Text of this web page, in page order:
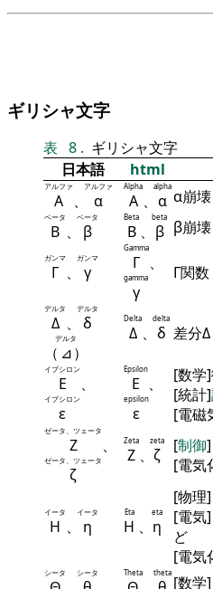
ギリシャ文字
表 8 . ギリシャ文字
日本語
html
Α
アルファ
、 α
アルファ
Α
Alpha
、 α
alpha
α崩壊
Β
ベータ
、 β
ベータ
Β
Beta
、 β
beta
β崩壊
Γ
ガンマ
、 γ
ガンマ Γ
Gamma
、
γ
gamma Γ関
Δ
デルタ
、 δ
デルタ
（ ⊿
デルタ
）
Δ
Delta
、 δ
delta
差分Δ
Ε
イプシロン
、
ε
イプシロン
Ε
Epsilon
、
ε
epsilon
[数学]
[統計]
[電磁
Ζ
ゼータ、ツェータ
、
ζ
ゼータ、ツェータ Ζ
Zeta
、 ζ
zeta [制御
[電気
Η
イータ
、 η
イータ
Η
Eta
、 η
eta
[物理
[電気
ど
[電気
シータ シータ Theta theta
[数学